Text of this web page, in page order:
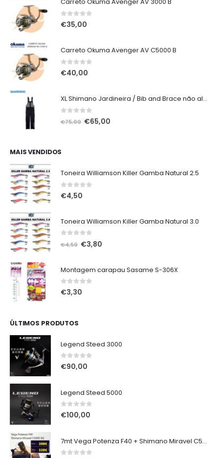
Carreto Okuma Avenger AV 3000 B
0out of 5
€35,00
Carreto Okuma Avenger AV C5000 B
0out of 5
€40,00
XL Shimano Jardineira / Bib and Brace não alcochoada preta
out of 5
€75,00 O
€65,00
MAIS VENDIDOS
Toneira Williamson Killer Gamba Natural 2.5
0out of 5
€4,50
Toneira Williamson Killer Gamba Natural 3.0
out of 5
€4,50 O
era:
€4,50.
€3,80
é:
Montagem carapau Sasame S-306X
0out of 5
€3,30
ÚLTIMOS PRODUTOS
Legend Steed 3000
0out of 5
€90,00
Legend Steed 5000
0out of 5
€100,00
7mt Vega Potenza F40 + Shimano Miravel C5000 XG